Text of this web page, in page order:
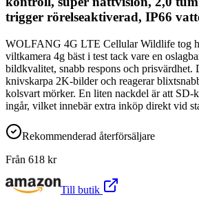
trigger rörelseaktiverad, IP66
WOLFANG 4G LTE Cellular Wildlife tog
viltkamera 4g bäst i test tack vare en
bildkvalitet, snabb respons och prisvärdhet.
knivskarpa 2K-bilder och reagerar
kolsvart mörker. En liten nackdel är att SD-
ingår, vilket innebär extra inköp direkt vid
Rekommenderad återförsäljare
Från 618 kr
Till butik